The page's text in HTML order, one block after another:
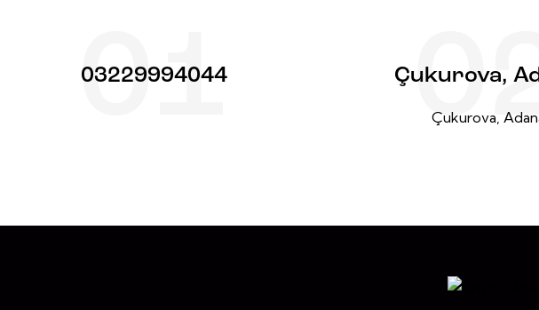
01
03229994044 Çukurova,
Çukurova,